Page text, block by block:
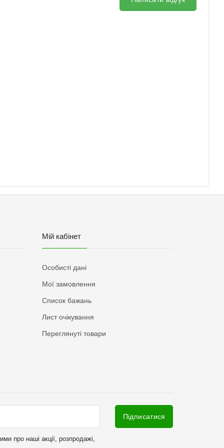
Мій кабінет
Особисті дані
Мої замовлення
Список бажань
Лист очікування
Переглянуті товари
про наші акції, розпродажі,
Підписатися